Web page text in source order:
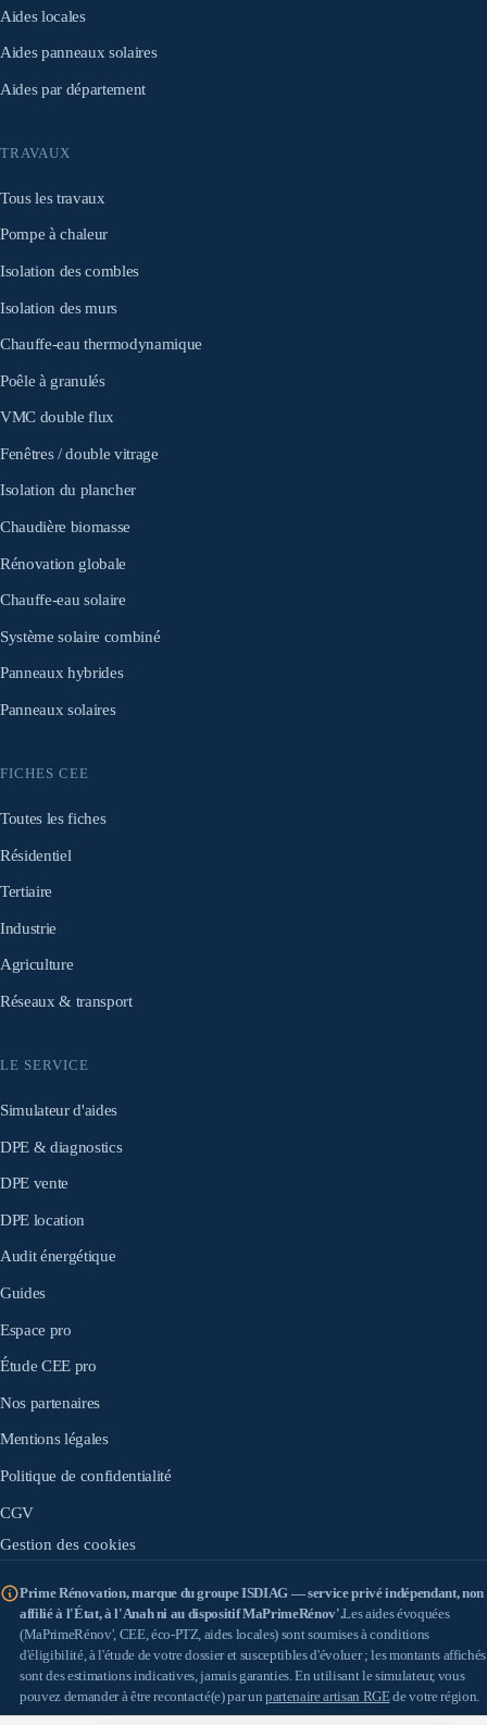
Aides locales
Aides panneaux solaires
Aides par département
TRAVAUX
Tous les travaux
Pompe à chaleur
Isolation des combles
Isolation des murs
Chauffe-eau thermodynamique
Poêle à granulés
VMC double flux
Fenêtres / double vitrage
Isolation du plancher
Chaudière biomasse
Rénovation globale
Chauffe-eau solaire
Système solaire combiné
Panneaux hybrides
Panneaux solaires
FICHES CEE
Toutes les fiches
Résidentiel
Tertiaire
Industrie
Agriculture
Réseaux & transport
LE SERVICE
Simulateur d'aides
DPE & diagnostics
DPE vente
DPE location
Audit énergétique
Guides
Espace pro
Étude CEE pro
Nos partenaires
Mentions légales
Politique de confidentialité
CGV
Gestion des cookies
Prime Rénovation, marque du groupe ISDIAG — service privé indépendant, non
affilié à l'État, à l'Anah ni au dispositif MaPrimeRénov'.Les aides évoquées
(MaPrimeRénov', CEE, éco-PTZ, aides locales) sont soumises à conditions
d'éligibilité, à l'étude de votre dossier et susceptibles d'évoluer ; les montants affichés
sont des estimations indicatives, jamais garanties. En utilisant le simulateur, vous
pouvez demander à être recontacté(e) par un partenaire artisan RGEde votre région.